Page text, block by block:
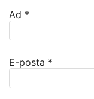
Ad *
E-posta *